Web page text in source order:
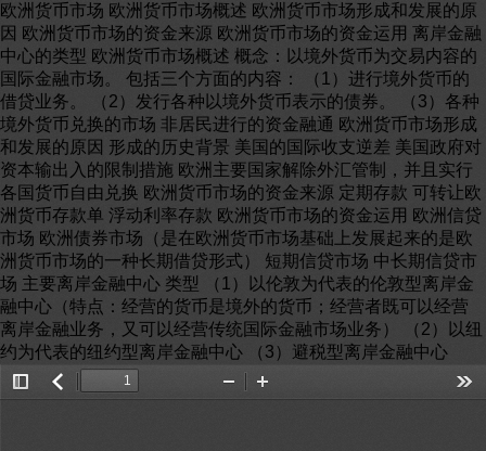
欧洲货币市场 欧洲货币市场概述 欧洲货币市场形成和发展的原
因 欧洲货币市场的资金来源 欧洲货币市场的资金运用 离岸金融
中心的类型 欧洲货币市场概述 概念：以境外货币为交易内容的
国际金融市场。 包括三个方面的内容： （1）进行境外货币的
借贷业务。 （2）发行各种以境外货币表示的债券。 （3）各种
境外货币兑换的市场 非居民进行的资金融通 欧洲货币市场形成
和发展的原因 形成的历史背景 美国的国际收支逆差 美国政府对
资本输出入的限制措施 欧洲主要国家解除外汇管制，并且实行
各国货币自由兑换 欧洲货币市场的资金来源 定期存款 可转让欧
洲货币存款单 浮动利率存款 欧洲货币市场的资金运用 欧洲信贷
市场 欧洲债券市场（是在欧洲货币市场基础上发展起来的是欧
洲货币市场的一种长期借贷形式） 短期信贷市场 中长期信贷市
场 主要离岸金融中心 类型 （1）以伦敦为代表的伦敦型离岸金
融中心（特点：经营的货币是境外的货币；经营者既可以经营
离岸金融业务，又可以经营传统国际金融市场业务） （2）以纽
约为代表的纽约型离岸金融中心 （3）避税型离岸金融中心
Toggle返
Zoom